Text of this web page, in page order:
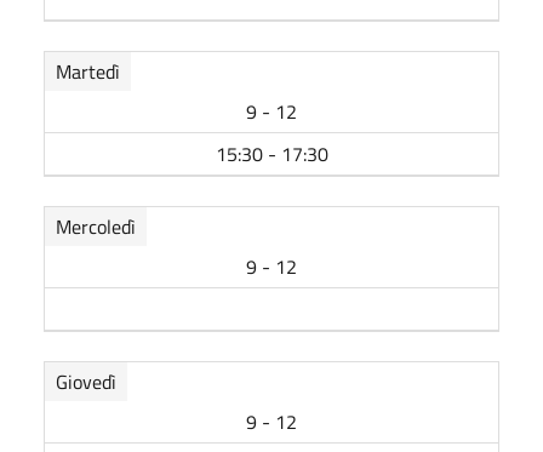
Martedì
9 - 12
15:30 - 17:30
Mercoledì
9 - 12
Giovedì
9 - 12